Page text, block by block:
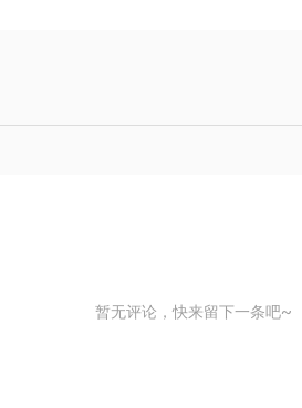
暂无评论，快来留下一条吧~